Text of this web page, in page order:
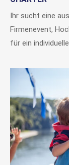
Ihr sucht eine
Firmenevent,
für ein